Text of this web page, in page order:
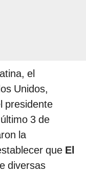
el
Unidos,
presidente
3 de
la
que El
diversas